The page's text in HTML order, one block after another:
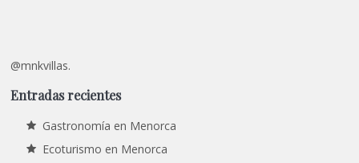
@mnkvillas.
Entradas recientes
Gastronomía en Menorca
Ecoturismo en Menorca